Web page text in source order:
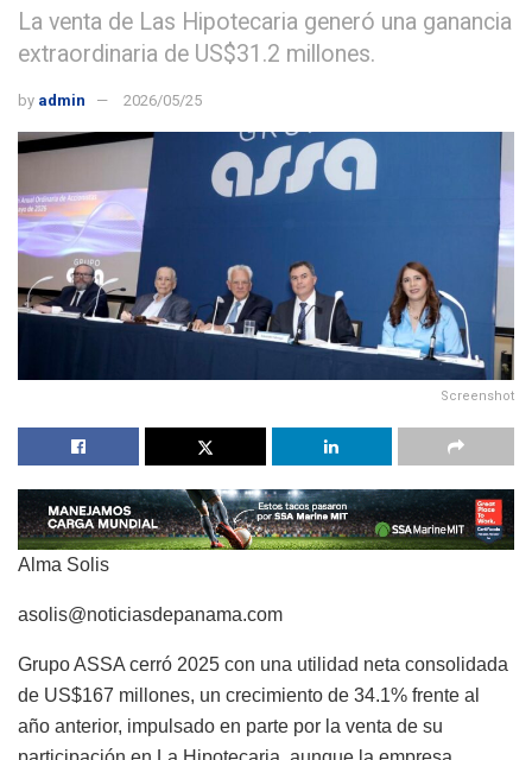
La venta de Las Hipotecaria generó una ganancia
extraordinaria de US$31.2 millones.
by admin 2026/05/25
Screenshot
Alma Solis
asolis@noticiasdepanama.com
Grupo ASSA cerró 2025 con una utilidad neta consolidada
de US$167 millones, un crecimiento de 34.1% frente al
año anterior, impulsado en parte por la venta de su